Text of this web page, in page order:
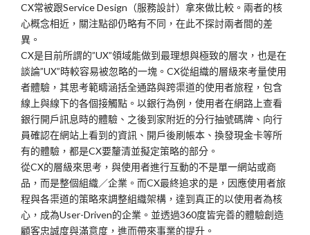
CX常被跟Service Design（服務設計）拿來做比較。兩者的核
心概念相近，關注點卻仍略有不同，在此不探討兩者間的差
異。
CX是目前所謂的”UX”領域能做到最理想與極致的層次，也是在
談論”UX”時較容易被忽略的一塊。CX從組織的層級來考量使用
者體驗，其思考範疇涵括全通路與跨渠道的使用者旅程，包含
線上與線下的各個接觸點。以銀行為例，使用者在網路上查看
銀行開戶訊息時的體驗、之後到家附近的分行抽號碼牌、向行
員確認在網站上看到的資訊、開戶後刷帳本、換發現金卡等所
有的體驗，都是CX要釐清並擬定策略的部分。
從CX的層級來思考，與使用者進行互動的不是單一網站或商
品，而是整個組織／企業。而CX最終追求的是，因應使用者旅
程與各渠道的策略來調整組織架構，達到真正的以使用者為核
心，成為User-Driven的企業。並透過360度皆完善的體驗創造
顧客忠誠度與滿意度，進而帶來事業的提升。